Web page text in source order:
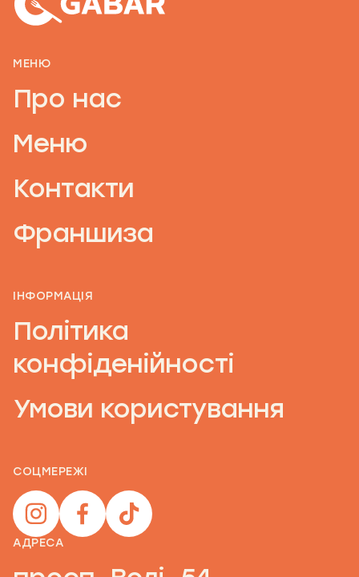
МЕНЮ
Про нас
Меню
Контакти
Франшиза
ІНФОРМАЦІЯ
Політика
конфіденійності
Умови користування
СОЦМЕРЕЖІ
АДРЕСА